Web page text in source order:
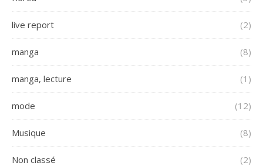
live report (2)
manga (8)
manga, lecture (1)
mode (12)
Musique (8)
Non classé (2)